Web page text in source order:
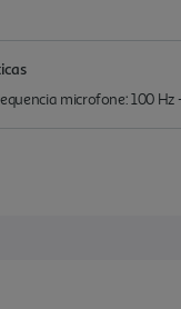
microfone: 100 Hz